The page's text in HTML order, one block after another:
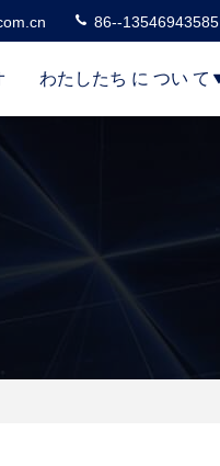
86--13546943585
わたしたち に つい て